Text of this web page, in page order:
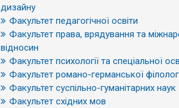
дизайну
Факультет педагогічної освіти
Факультет права, врядування та
відносин
Факультет психології та спеціальної
Факультет романо-германської
Факультет суспільно-гуманітарних наук
Факультет східних мов